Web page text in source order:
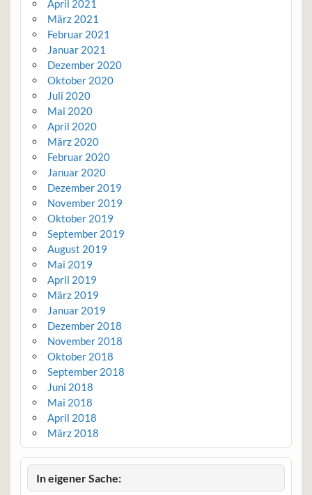
April 2021
März 2021
Februar 2021
Januar 2021
Dezember 2020
Oktober 2020
Juli 2020
Mai 2020
April 2020
März 2020
Februar 2020
Januar 2020
Dezember 2019
November 2019
Oktober 2019
September 2019
August 2019
Mai 2019
April 2019
März 2019
Januar 2019
Dezember 2018
November 2018
Oktober 2018
September 2018
Juni 2018
Mai 2018
April 2018
März 2018
In eigener Sache: